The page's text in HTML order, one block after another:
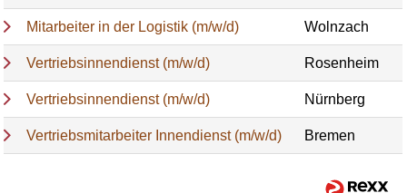
Mitarbeiter in der Logistik (m/w/d) Wolnzach
Vertriebsinnendienst (m/w/d) Rosenheim
Vertriebsinnendienst (m/w/d) Nürnberg
Vertriebsmitarbeiter Innendienst (m/w/d) Bremen